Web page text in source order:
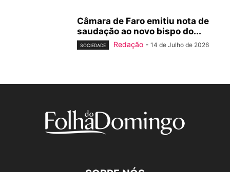
Câmara de Faro emitiu nota de
saudação ao novo bispo do...
SOCIEDADE Redação - 14 de Julho de 2026